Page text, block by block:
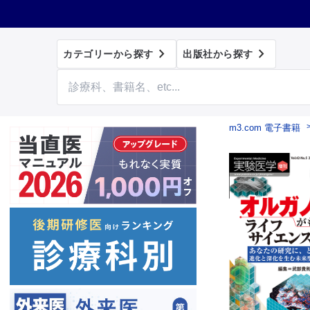
カテゴリーから探す  出版社から探す 
m3.com 電子書籍